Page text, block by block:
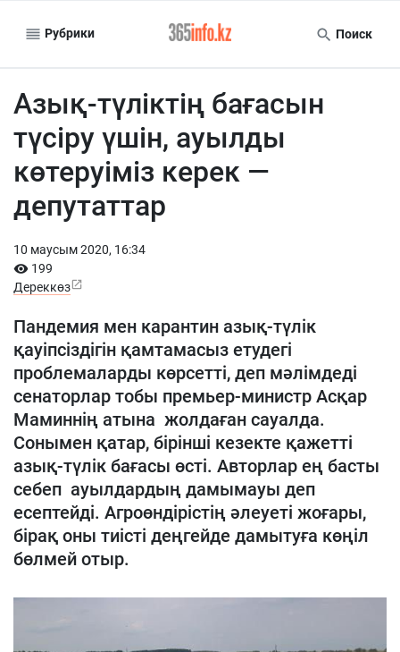
Рубрики Поиск
Азық-түліктің бағасын
түсіру үшін, ауылды
көтеруіміз керек —
депутаттар
10 маусым 2020, 16:34
199
Дереккөз
Пандемия мен карантин азық-түлік
қауіпсіздігін қамтамасыз етудегі
проблемаларды көрсетті, деп мәлімдеді
сенаторлар тобы премьер-министр Асқар
Маминнің атына жолдаған сауалда.
Сонымен қатар, бірінші кезекте қажетті
азық-түлік бағасы өсті. Авторлар ең басты
себеп ауылдардың дамымауы деп
есептейді. Агроөндірістің әлеуеті жоғары,
бірақ оны тиісті деңгейде дамытуға көңіл
бөлмей отыр.